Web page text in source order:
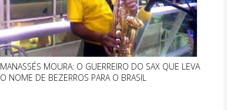
MANASSÉS MOURA: O GUERREIRO DO SAX QUE LEVA
O NOME DE BEZERROS PARA O BRASIL